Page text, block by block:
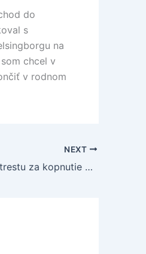
do
s
na
chcel v
v rodnom
NEXT
Ronaldo bez trestu za kopnutie protihráča v súboji na zemi